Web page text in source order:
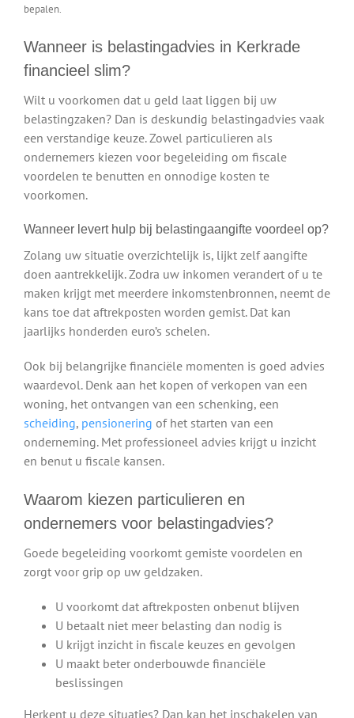
bepalen.
Wanneer is belastingadvies in Kerkrade
financieel slim?
Wilt u voorkomen dat u geld laat liggen bij uw
belastingzaken? Dan is deskundig belastingadvies vaak
een verstandige keuze. Zowel particulieren als
ondernemers kiezen voor begeleiding om fiscale
voordelen te benutten en onnodige kosten te
voorkomen.
Wanneer levert hulp bij belastingaangifte voordeel op?
Zolang uw situatie overzichtelijk is, lijkt zelf aangifte
doen aantrekkelijk. Zodra uw inkomen verandert of u te
maken krijgt met meerdere inkomstenbronnen, neemt de
kans toe dat aftrekposten worden gemist. Dat kan
jaarlijks honderden euro’s schelen.
Ook bij belangrijke financiële momenten is goed advies
waardevol. Denk aan het kopen of verkopen van een
woning, het ontvangen van een schenking, een
scheiding, pensionering of het starten van een
onderneming. Met professioneel advies krijgt u inzicht
en benut u fiscale kansen.
Waarom kiezen particulieren en
ondernemers voor belastingadvies?
Goede begeleiding voorkomt gemiste voordelen en
zorgt voor grip op uw geldzaken.
U voorkomt dat aftrekposten onbenut blijven
U betaalt niet meer belasting dan nodig is
U krijgt inzicht in fiscale keuzes en gevolgen
U maakt beter onderbouwde financiële
beslissingen
Herkent u deze situaties? Dan kan het inschakelen van